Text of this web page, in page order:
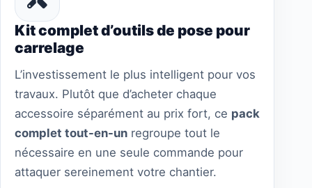
Kit complet d’outils de pose pour
carrelage
L’investissement le plus intelligent pour vos
travaux. Plutôt que d’acheter chaque
accessoire séparément au prix fort, ce pack
complet tout-en-un regroupe tout le
nécessaire en une seule commande pour
attaquer sereinement votre chantier.